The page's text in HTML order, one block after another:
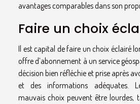
avantages comparables dans son
Faire un choix
Il est capital de faire un choix éclairé
offre d’abonnement à un service
décision bien réfléchie et prise après
et des informations adéquates.
mauvais choix peuvent être lourdes,